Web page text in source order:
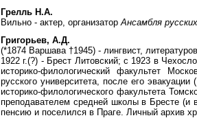
Грелль Н.А.
Вильно - актер, организаторАнсамбля
Григорьев, А.Д.
(*1874 Варшава †1945) - лингвист,
1922 г.(?) - Брест Литовский; с 1923 в
историко-филологический факультет
русского университета, после его
историко-филологического факультета
преподавателем средней школы в Бресте
пенсию и поселился в Праге. Личный архив